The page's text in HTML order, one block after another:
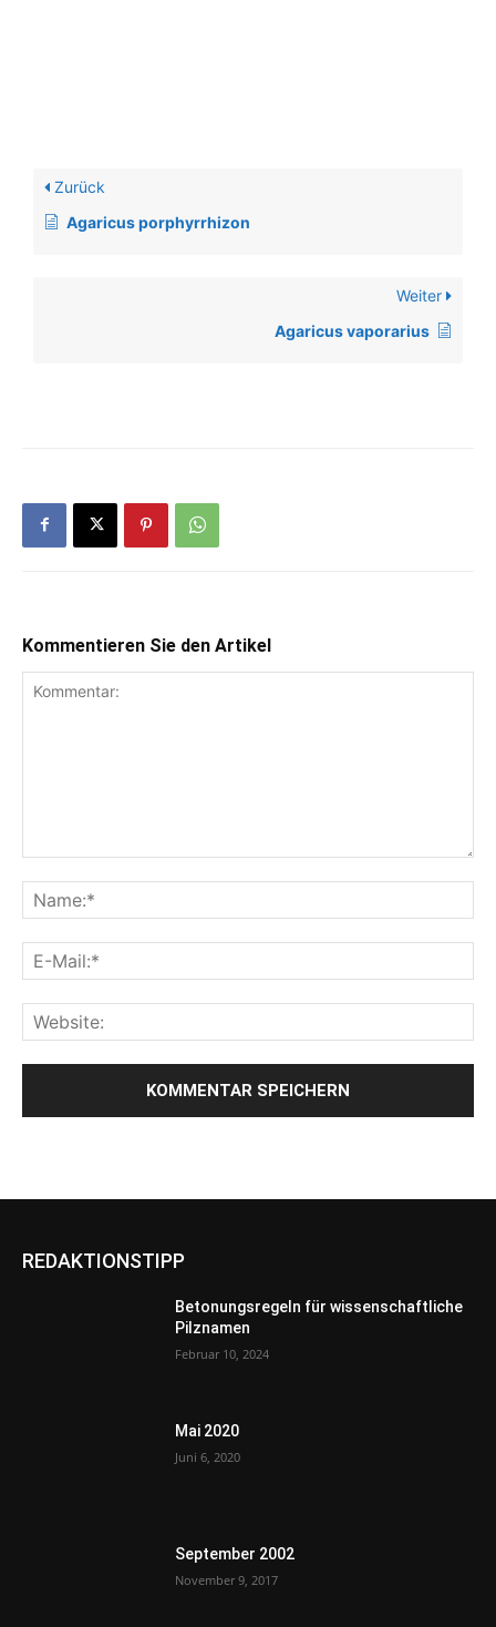
Zurück
Agaricus porphyrrhizon
Weiter
Agaricus vaporarius
Kommentieren Sie den Artikel
REDAKTIONSTIPP
Betonungsregeln für wissenschaftliche
Pilznamen
Februar 10, 2024
Mai 2020
Juni 6, 2020
September 2002
November 9, 2017